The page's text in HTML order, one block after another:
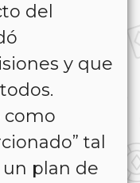
del
y que
como
tal
plan de